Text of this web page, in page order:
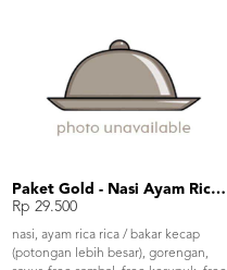
Paket Gold - Nasi Ayam Rica Rica
Rp 29.500
nasi, ayam rica rica / bakar kecap
(potongan lebih besar), gorengan,